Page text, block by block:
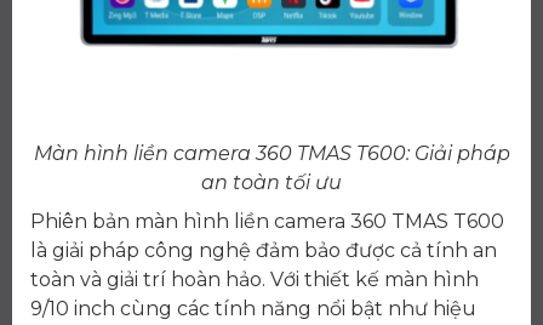
Màn hình liền camera 360 TMAS T600: Giải pháp
an toàn tối ưu
Phiên bản màn hình liền camera 360 TMAS T600
là giải pháp công nghệ đảm bảo được cả tính an
toàn và giải trí hoàn hảo. Với thiết kế màn hình
9/10 inch cùng các tính năng nổi bật như hiệu